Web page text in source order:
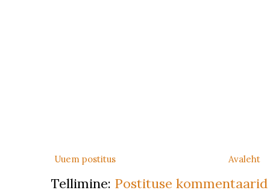
Uuem postitus Avaleht
Tellimine: Postituse